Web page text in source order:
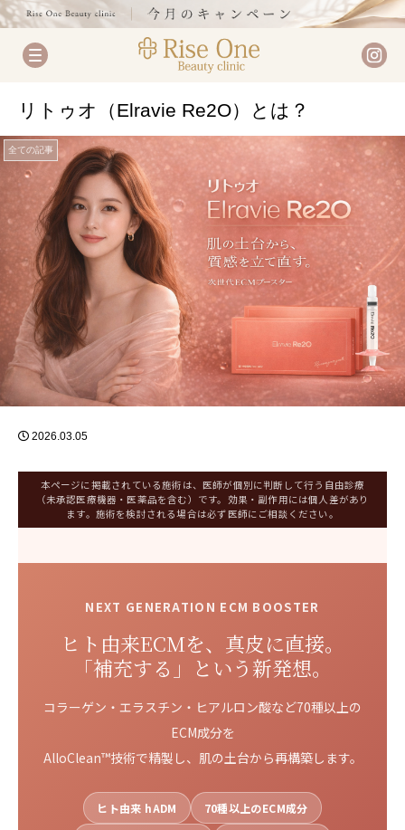
リトゥオ（Elravie Re2O）とは？
全ての記事
2026.03.05
本ページに掲載されている施術は、医師が個別に判断して行う自由診療
（未承認医療機器・医薬品を含む）です。効果・副作用には個人差があり
ます。施術を検討される場合は必ず医師にご相談ください。
NEXT GENERATION ECM BOOSTER
ヒト由来ECMを、真皮に直接。
「補充する」という新発想。
コラーゲン・エラスチン・ヒアルロン酸など70種以上の
ECM成分を
AlloClean™技術で精製し、肌の土台から再構築します。
ヒト由来 hADM 70種以上のECM成分